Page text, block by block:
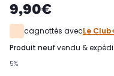
9,90€
cagnottés avecLe
produit neuf vendu &
5%